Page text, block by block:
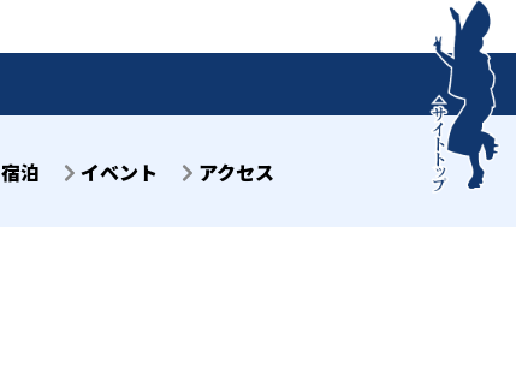
宿泊 イベント アクセス